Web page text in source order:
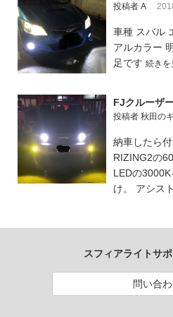
投稿者 A
車種 スバル
アルカラー
足です 続きを
FJクルーザ
投稿者 秋田の
納車したら
RIZING2の
LEDの
け。 アシス
スフィアライトサ
問い合